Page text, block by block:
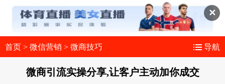
✕
首页 > 微信营销 > 微商技巧 导航
微商引流实操分享,让客户主动加你成交